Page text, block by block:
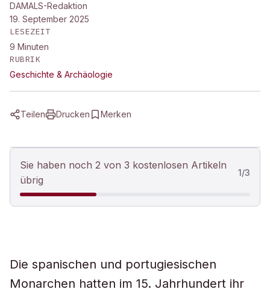
DAMALS-Redaktion
19. September 2025
LESEZEIT
9 Minuten
RUBRIK
Geschichte & Archäologie
Teilen Drucken Merken
Sie haben noch 2 von 3 kostenlosen Artikeln
übrig
1/3
Die spanischen und portugiesischen
Monarchen hatten im 15. Jahrhundert ihr